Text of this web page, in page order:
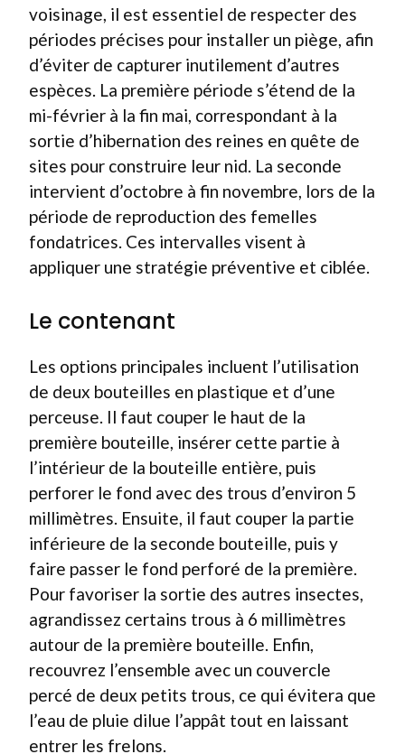
voisinage, il est essentiel de respecter des
périodes précises pour installer un piège, afin
d’éviter de capturer inutilement d’autres
espèces. La première période s’étend de la
mi-février à la fin mai, correspondant à la
sortie d’hibernation des reines en quête de
sites pour construire leur nid. La seconde
intervient d’octobre à fin novembre, lors de la
période de reproduction des femelles
fondatrices. Ces intervalles visent à
appliquer une stratégie préventive et ciblée.
Le contenant
Les options principales incluent l’utilisation
de deux bouteilles en plastique et d’une
perceuse. Il faut couper le haut de la
première bouteille, insérer cette partie à
l’intérieur de la bouteille entière, puis
perforer le fond avec des trous d’environ 5
millimètres. Ensuite, il faut couper la partie
inférieure de la seconde bouteille, puis y
faire passer le fond perforé de la première.
Pour favoriser la sortie des autres insectes,
agrandissez certains trous à 6 millimètres
autour de la première bouteille. Enfin,
recouvrez l’ensemble avec un couvercle
percé de deux petits trous, ce qui évitera que
l’eau de pluie dilue l’appât tout en laissant
entrer les frelons.